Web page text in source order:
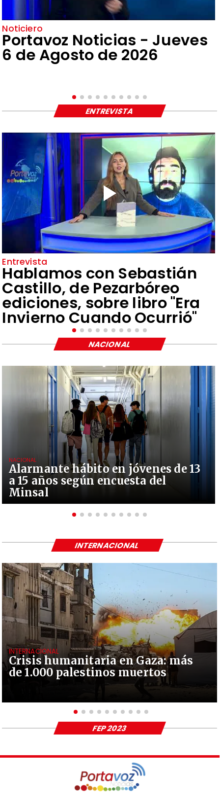
Noticiero
Portavoz Noticias - Jueves
6 de Agosto de 2026
Entrevista
Hablamos con Sebastián
Castillo, de Pezarbóreo
ediciones, sobre libro "Era
Invierno Cuando Ocurrió"
ENTREVISTA
Alarmante hábito en jóvenes de 13
a 15 años según encuesta del
Minsal
NACIONAL
NACIONAL
Crisis humanitaria en Gaza: más
de 1.000 palestinos muertos
INTERNACIONAL
INTERNACIONAL
FEP 2023